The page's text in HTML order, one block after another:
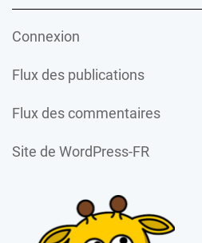
Connexion
Flux des publications
Flux des commentaires
Site de WordPress-FR